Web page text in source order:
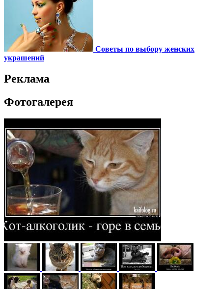
Советы по выбору женских
украшений
Реклама
Фотогалерея